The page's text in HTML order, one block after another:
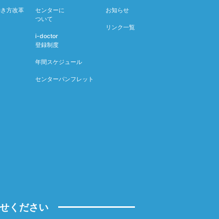
方改革
センターに
ついて
i-doctor
登録制度
年間スケジュール
センターパンフレット
お知らせ
リンク一覧
ください